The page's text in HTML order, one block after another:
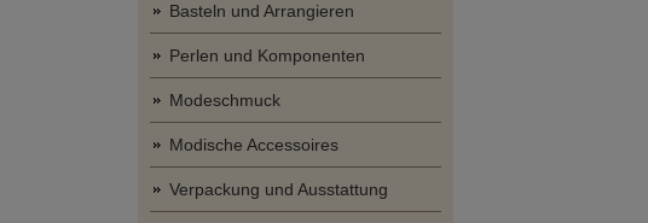
Basteln und Arrangieren
Perlen und Komponenten
Modeschmuck
Modische Accessoires
Verpackung und Ausstattung